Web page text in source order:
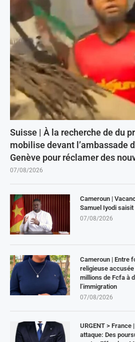
Suisse | À la recherche de du
mobilise devant l’ambassade
Genève pour réclamer des
07/08/2026
Cameroun |
Samuel Iyodi
07/08/2026
Cameroun | Entre
religieuse accusée
millions de Fcfa à
l’immigration
07/08/2026
URGENT > France
attaque: Des